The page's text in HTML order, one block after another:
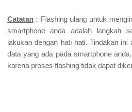
Catatan : Flashing ulang untuk
smartphone anda adalah langkah
lakukan dengan hati hati. Tindakan
data yang ada pada smartphone
karena proses flashing tidak dapat